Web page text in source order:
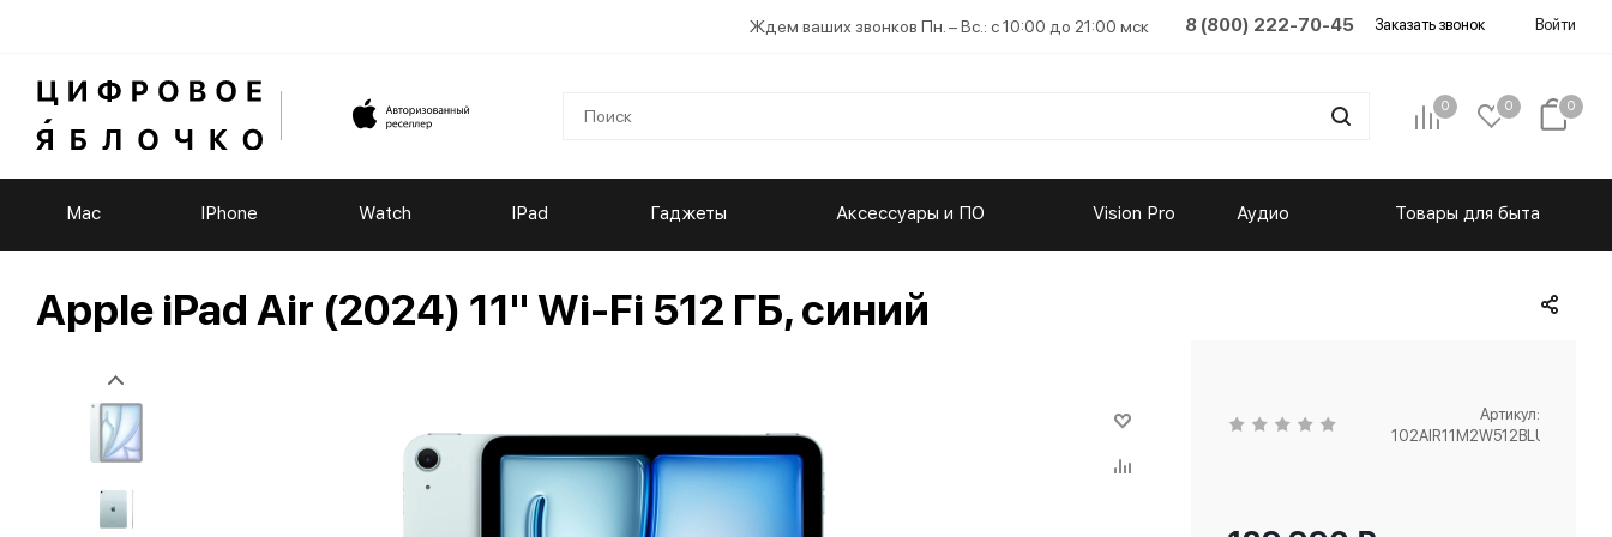
Войти
8 (800) 222-70-45 Заказать звонок
Ждем ваших звонков Пн. – Вс.: с 10:00 до 21:00 мск
0 0 0
Mac IPhone Watch IPad Гаджеты Аксессуары и ПО Vision Pro Аудио Товары для быта
Apple iPad Air (2024) 11" Wi-Fi 512 ГБ, синий
Артикул:
102AIR11M2W512BLU